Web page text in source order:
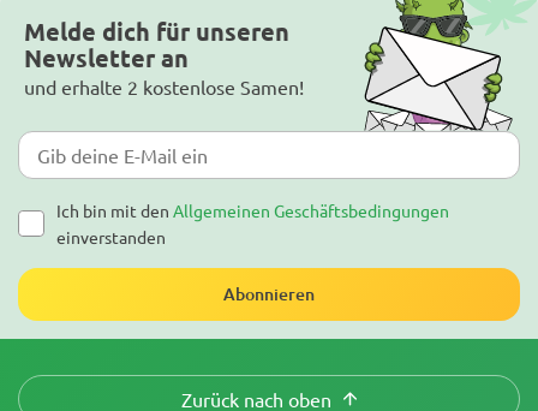
Melde dich für unseren
Newsletter an
und erhalte 2 kostenlose Samen!
Ich bin mit den Allgemeinen Geschäftsbedingungen
einverstanden
Abonnieren
Zurück nach oben